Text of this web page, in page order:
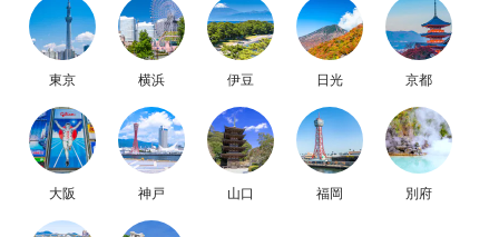
東京 横浜 伊豆 日光 京都
大阪 神戸 山口 福岡 別府